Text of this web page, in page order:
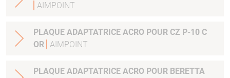
AIMPOINT
PLAQUE ADAPTATRICE ACRO POUR CZ P-10 C
OR AIMPOINT
PLAQUE ADAPTATRICE ACRO POUR BERETTA